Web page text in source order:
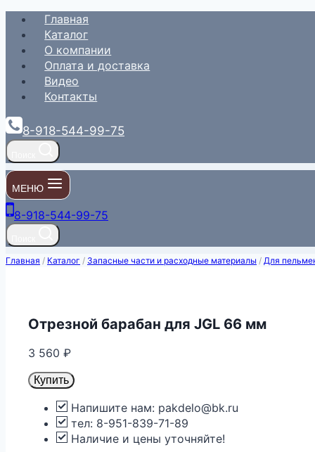
Перейти
содержимому
Главная
Каталог
О компании
Оплата и доставка
Видео
Контакты
8-918-544-99-75
МЕНЮ
8-918-544-99-75
Главная / Каталог / Запасные части и расходные материалы / Для
Отрезной барабан для JGL 66 мм
3 560 ₽
Купить
Напишите нам: pakdelo@bk.ru
тел: 8-951-839-71-89
Наличие и цены уточняйте!